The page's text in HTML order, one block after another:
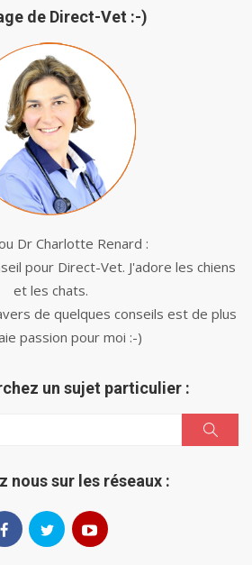
de Direct-Vet :-)
Dr Charlotte Renard :
pour Direct-Vet. J'adore les chiens
et les chats.
de quelques conseils est de plus
passion pour moi :-)
un sujet particulier :
Search
nous sur les réseaux :